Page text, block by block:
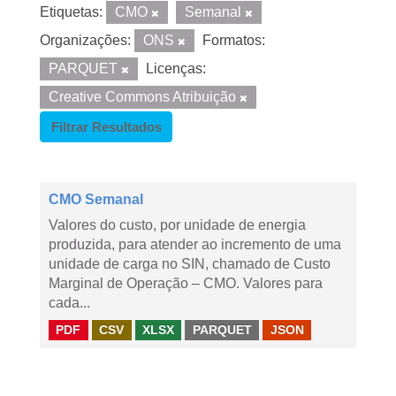
Etiquetas: CMO
Semanal
Organizações:
ONS
Formatos:
PARQUET
Licenças:
Creative Commons Atribuição
Filtrar Resultados
CMO Semanal
Valores do custo, por unidade de energia
produzida, para atender ao incremento de uma
unidade de carga no SIN, chamado de Custo
Marginal de Operação – CMO. Valores para
cada...
PDF CSV XLSX PARQUET JSON